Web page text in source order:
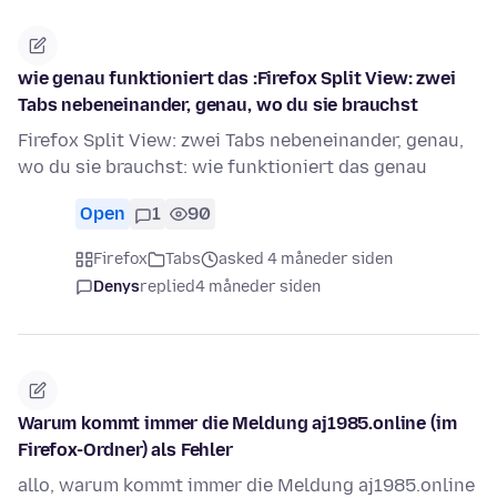
wie genau funktioniert das :Firefox Split View: zwei
Tabs nebeneinander, genau, wo du sie brauchst
Firefox Split View: zwei Tabs nebeneinander, genau,
wo du sie brauchst: wie funktioniert das genau
Open 1 90
Firefox Tabs
asked 4 måneder siden
Denysreplied4 måneder siden
Warum kommt immer die Meldung aj1985.online (im
Firefox-Ordner) als Fehler
allo, warum kommt immer die Meldung aj1985.online